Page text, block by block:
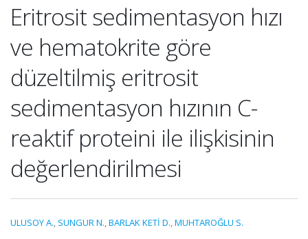
Eritrosit sedimentasyon hızı
ve hematokrite göre
düzeltilmiş eritrosit
sedimentasyon hızının C-
reaktif proteini ile ilişkisinin
değerlendirilmesi
ULUSOY A., SUNGUR N.,BARLAK KETİ D.,MUHTAROĞLU S.